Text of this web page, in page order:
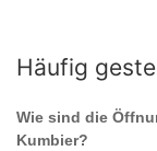
Häufig
Wie sind die
Kumbier?